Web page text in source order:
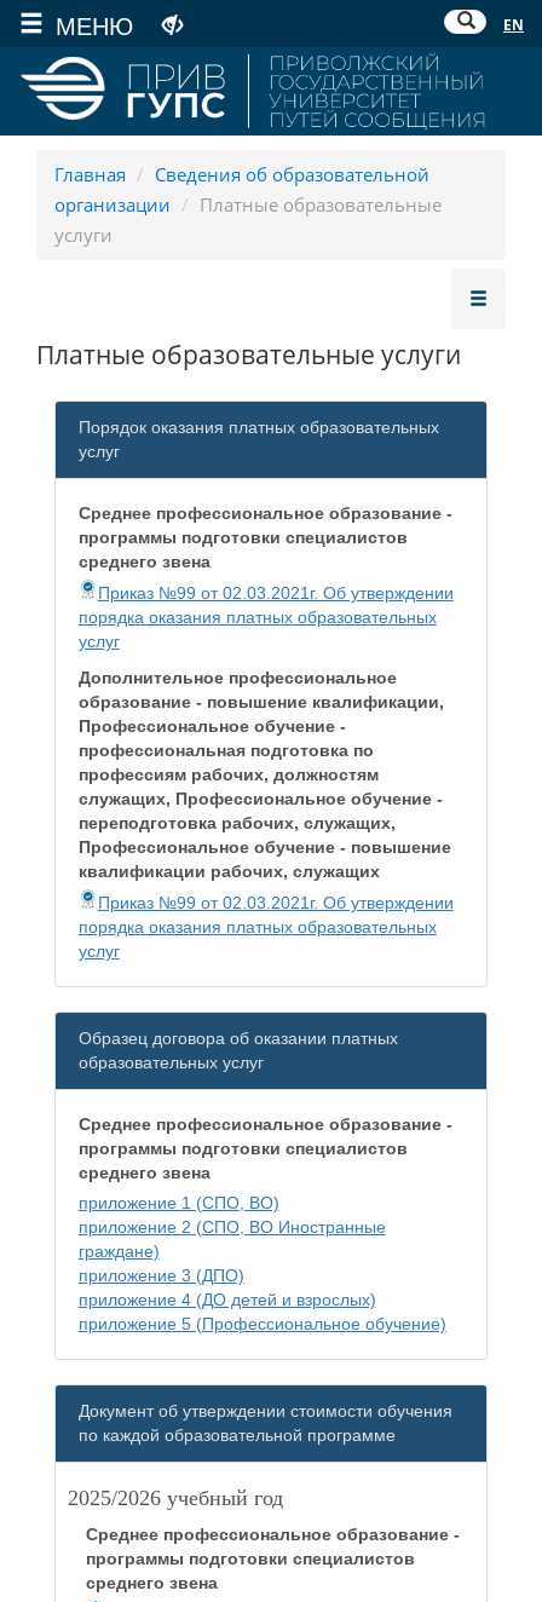
МЕНЮ EN
Главная / Сведения об образовательной
организации / Платные образовательные
услуги
Платные образовательные услуги
Порядок оказания платных образовательных
услуг
Среднее профессиональное образование -
программы подготовки специалистов
среднего звена
Приказ №99 от 02.03.2021г. Об утверждении
порядка оказания платных образовательных
услуг
Дополнительное профессиональное
образование - повышение квалификации,
Профессиональное обучение -
профессиональная подготовка по
профессиям рабочих, должностям
служащих, Профессиональное обучение -
переподготовка рабочих, служащих,
Профессиональное обучение - повышение
квалификации рабочих, служащих
Приказ №99 от 02.03.2021г. Об утверждении
порядка оказания платных образовательных
услуг
Образец договора об оказании платных
образовательных услуг
Среднее профессиональное образование -
программы подготовки специалистов
среднего звена
приложение 1 (СПО, ВО)
приложение 2 (СПО, ВО Иностранные
граждане)
приложение 3 (ДПО)
приложение 4 (ДО детей и взрослых)
приложение 5 (Профессиональное обучение)
Документ об утверждении стоимости обучения
по каждой образовательной программе
2025/2026 учебный год
Среднее профессиональное образование -
программы подготовки специалистов
среднего звена